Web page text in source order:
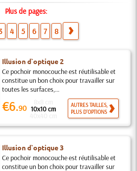
Plus de pages:
4 5 6 7 8
Illusion d`optique 2
Ce pochoir monocouche est réutilisable et
constitue un bon choix pour travailler sur
toutes les surfaces,...
€6.90 10x10 cm
AUTRES TAILLES,
PLUS D'OPTIONS
Illusion d`optique 3
Ce pochoir monocouche est réutilisable et
constitue un bon choix pour travailler sur